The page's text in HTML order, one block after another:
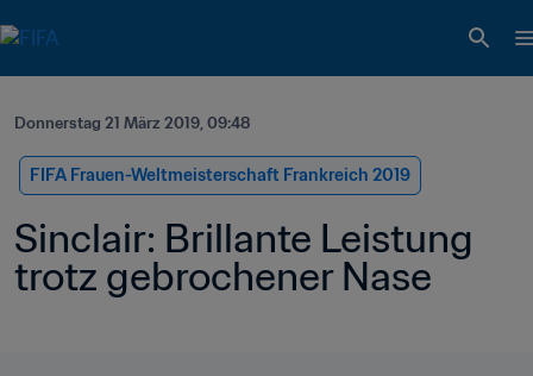
Donnerstag 21 März 2019, 09:48
FIFA Frauen-Weltmeisterschaft Frankreich 2019
Sinclair: Brillante Leistung
trotz gebrochener Nase